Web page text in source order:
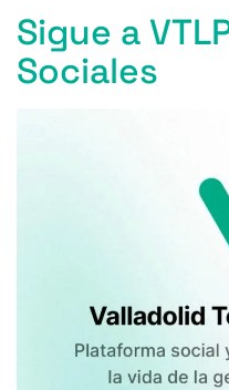
Sigue a
Sociales